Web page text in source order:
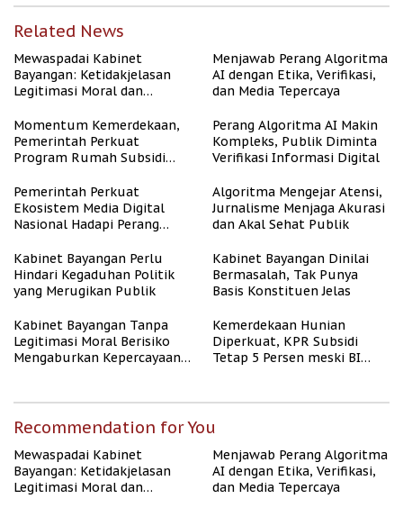
Related News
Mewaspadai Kabinet
Bayangan: Ketidakjelasan
Legitimasi Moral dan
Menjawab Perang Algoritma
AI dengan Etika, Verifikasi,
dan Media Tepercaya
Momentum Kemerdekaan,
Pemerintah Perkuat
Program Rumah Subsidi
Berpenghasilan Rendah
Perang Algoritma AI Makin
Kompleks, Publik Diminta
Verifikasi Informasi Digital
Pemerintah Perkuat
Ekosistem Media Digital
Nasional Hadapi Perang
Algoritma Mengejar Atensi,
Jurnalisme Menjaga Akurasi
dan Akal Sehat Publik
Kabinet Bayangan Perlu
Hindari Kegaduhan Politik
yang Merugikan Publik
Kabinet Bayangan Dinilai
Bermasalah, Tak Punya
Basis Konstituen Jelas
Kabinet Bayangan Tanpa
Legitimasi Moral Berisiko
Mengaburkan Kepercayaan
Kemerdekaan Hunian
Diperkuat, KPR Subsidi
Tetap 5 Persen meski BI
Recommendation for You
Mewaspadai Kabinet
Bayangan: Ketidakjelasan
Legitimasi Moral dan
Menjawab Perang Algoritma
AI dengan Etika, Verifikasi,
dan Media Tepercaya